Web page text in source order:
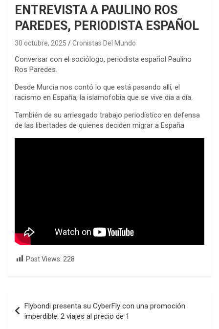
ENTREVISTA A PAULINO ROS
PAREDES, PERIODISTA ESPAÑOL
30 octubre, 2025 Cronistas Del Mundo
Conversar con el sociólogo, periodista español Paulino
Ros Paredes.
Desde Murcia nos contó lo que está pasando allí, el
racismo en España, la islamofobia que se vive día a día.
También de su arriesgado trabajo periodístico en defensa
de las libertades de quienes deciden migrar a España
Post Views: 228
de
Flybondi presenta su CyberFly con una promoción
imperdible: 2 viajes al precio de 1